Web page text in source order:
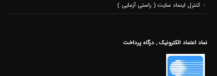
کنترل اینماد سایت ( راستی آزمایی )
نماد اعتماد الکترونیک , درگاه پرداخت